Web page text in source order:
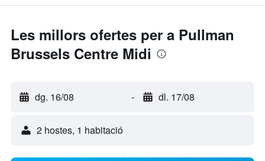
Les millors ofertes per a Pullman
Brussels Centre Midi
dg. 16/08 - dl. 17/08
2 hostes, 1 habitació